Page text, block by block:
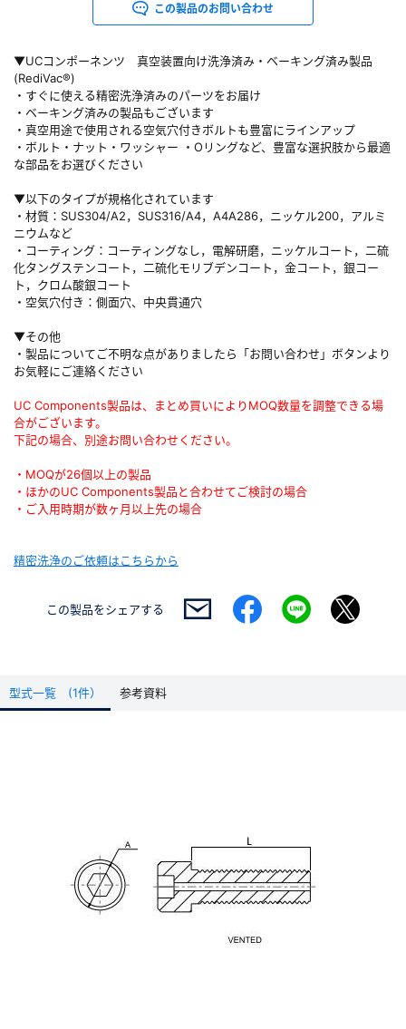
▼UCコンポーネンツ 真空装置向け洗浄済み・ベーキング済み製品
(RediVac®)
・すぐに使える精密洗浄済みのパーツをお届け
・ベーキング済みの製品もございます
・真空用途で使用される空気穴付きボルトも豊富にラインアップ
・ボルト・ナット・ワッシャー ・Oリングなど、豊富な選択肢から最適
な部品をお選びください
▼以下のタイプが規格化されています
・材質：SUS304/A2，SUS316/A4，A4A286，ニッケル200，アルミ
ニウムなど
・コーティング：コーティングなし，電解研磨，ニッケルコート，二硫
化タングステンコート，二硫化モリブデンコート，金コート，銀コー
ト，クロム酸銀コート
・空気穴付き：側面穴、中央貫通穴
▼その他
・製品についてご不明な点がありましたら「お問い合わせ」ボタンより
お気軽にご連絡ください
UC Components製品は、まとめ買いによりMOQ数量を調整できる場
合がございます。
下記の場合、別途お問い合わせください。
・MOQが26個以上の製品
・ほかのUC Components製品と合わせてご検討の場合
・ご入用時期が数ヶ月以上先の場合
精密洗浄のご依頼はこちらから
この製品のお問い合わせ
この製品をシェアする
型式一覧 (1件） 参考資料
※メールアドレスを忘れた方は、お問い合わせページよりお問い合わせくださ